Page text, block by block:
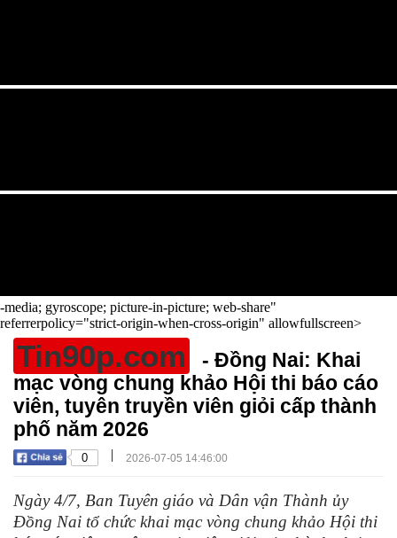
-media; gyroscope; picture-in-picture; web-share"
referrerpolicy="strict-origin-when-cross-origin" allowfullscreen>
Tin90p.com
- Đồng Nai: Khai
mạc vòng chung khảo Hội thi báo cáo
viên, tuyên truyền viên giỏi cấp thành
phố năm 2026
0 | 2026-07-05 14:46:00
Ngày 4/7, Ban Tuyên giáo và Dân vận Thành ủy
Đồng Nai tổ chức khai mạc vòng chung khảo Hội thi